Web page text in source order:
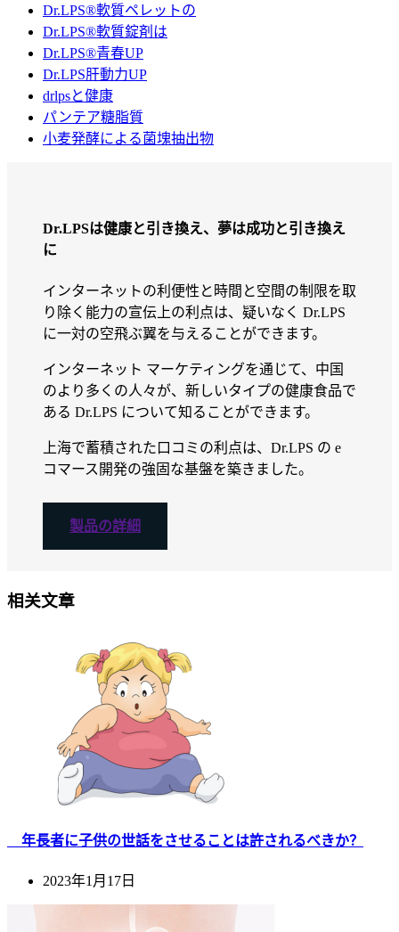
Dr.LPS®軟質ペレットの
Dr.LPS®軟質錠剤は
Dr.LPS®青春UP
Dr.LPS肝動力UP
drlpsと健康
パンテア糖脂質
小麦発酵による菌塊抽出物
Dr.LPSは健康と引き換え、夢は成功と引き換え
に
インターネットの利便性と時間と空間の制限を取
り除く能力の宣伝上の利点は、疑いなく Dr.LPS
に一対の空飛ぶ翼を与えることができます。
インターネット マーケティングを通じて、中国
のより多くの人々が、新しいタイプの健康食品で
ある Dr.LPS について知ることができます。
上海で蓄積された口コミの利点は、Dr.LPS の e
コマース開発の強固な基盤を築きました。
製品の詳細
相关文章
年長者に子供の世話をさせることは許されるべきか？
2023年1月17日